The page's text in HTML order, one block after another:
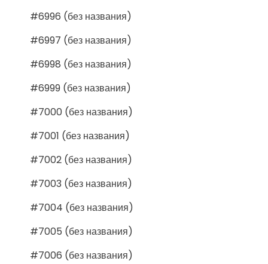
#6996 (без названия)
#6997 (без названия)
#6998 (без названия)
#6999 (без названия)
#7000 (без названия)
#7001 (без названия)
#7002 (без названия)
#7003 (без названия)
#7004 (без названия)
#7005 (без названия)
#7006 (без названия)